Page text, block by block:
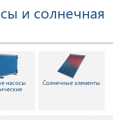
и солнечная
насосы
Солнечные элементы